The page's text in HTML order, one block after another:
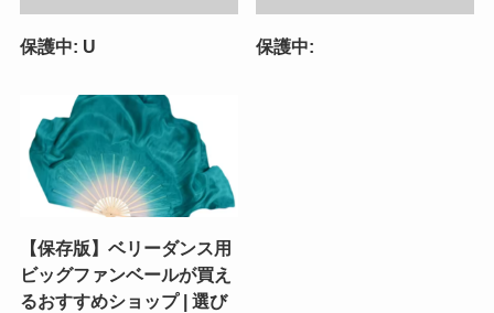
保護中: U 保護中:
【保存版】ベリーダンス用
ビッグファンベールが買え
るおすすめショップ | 選び